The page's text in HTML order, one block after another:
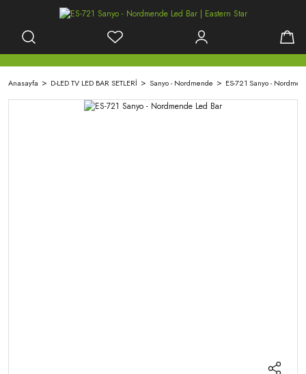
Anasayfa D-LED TV LED BAR SETLERİ Sanyo - Nordmende ES-721 Sanyo -